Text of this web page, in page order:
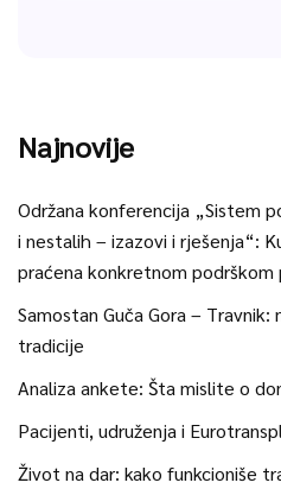
Najnovije
Održana konferencija „Sistem
i nestalih – izazovi i rješenja“:
praćena konkretnom podrškom
Samostan Guča Gora –
tradicije
Analiza ankete: Šta mislite o
Pacijenti, udruženja i
Život na dar: kako funkcioniše